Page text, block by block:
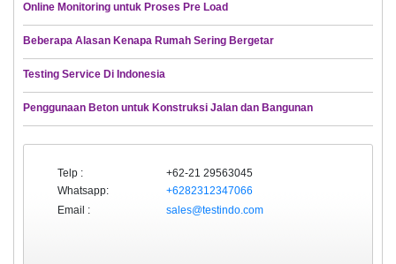
Online Monitoring untuk Proses Pre Load
Beberapa Alasan Kenapa Rumah Sering Bergetar
Testing Service Di Indonesia
Penggunaan Beton untuk Konstruksi Jalan dan Bangunan
Telp :
+62-21 29563045
Whatsapp:
+6282312347066
Email :
sales@testindo.com